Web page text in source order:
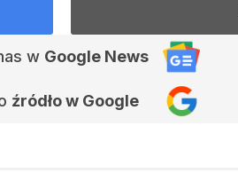
w Google News
źródło w Google